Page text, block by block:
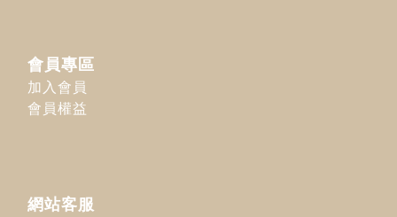
會員專區
加入會員
會員權益
網站客服